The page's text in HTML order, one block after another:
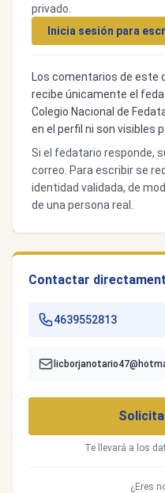
privado.
Inicia sesión para
Los comentarios de este
recibe únicamente el
Colegio Nacional de
en el perfil ni son visibles
Si el fedatario responde,
correo. Para escribir se
identidad validada, de
de una persona real.
Contactar
4639552813
Te llevará a los
¿Eres